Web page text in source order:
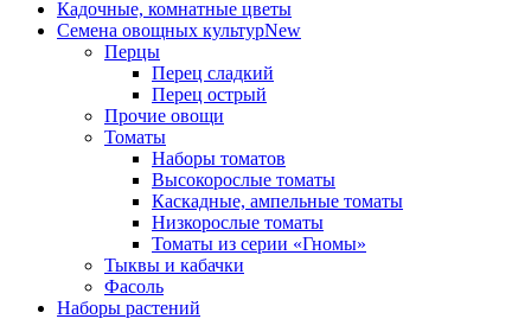
Кадочные, комнатные цветы
Семена овощных культурNew
Перцы
Перец сладкий
Перец острый
Прочие овощи
Томаты
Наборы томатов
Высокорослые томаты
Каскадные, ампельные томаты
Низкорослые томаты
Томаты из серии «Гномы»
Тыквы и кабачки
Фасоль
Наборы растений